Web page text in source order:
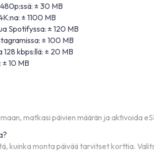
± 30 MB
± 1100 MB
Spotifyssa: ± 120 MB
± 100 MB
kbps:llä: ± 20 MB
10 MB
matkasi päivien määrän ja aktivoida
kuinka monta päivää tarvitset korttia.